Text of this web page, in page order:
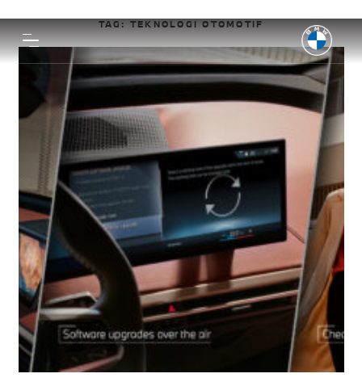
TAG:TEKNOLOGI OTOMOTIF